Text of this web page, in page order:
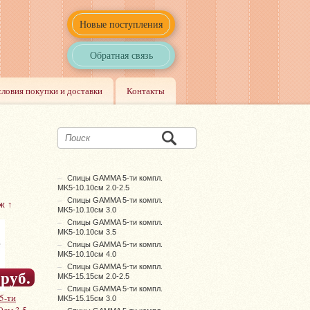
Новые поступления
Обратная связь
покупки и доставки Контакты
↑
ти
Спицы GAMMA 5-ти компл.
MK5-10.10см 2.0-2.5
Спицы GAMMA 5-ти компл.
MK5-10.10см 3.0
Спицы GAMMA 5-ти компл.
MK5-10.10см 3.5
Спицы GAMMA 5-ти компл.
MK5-10.10см 4.0
Спицы GAMMA 5-ти компл.
MK5-15.15см 2.0-2.5
Спицы GAMMA 5-ти компл.
MK5-15.15см 3.0